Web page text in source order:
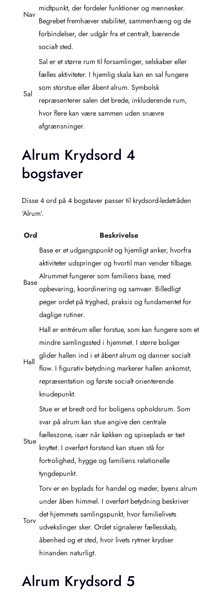
Nav
midtpunkt, der fordeler funktioner og mennesker.
Begrebet fremhæver stabilitet, sammenhæng og de
forbindelser, der udgår fra et centralt, bærende
socialt sted.
Sal
Sal er et større rum til forsamlinger, selskaber eller
fælles aktiviteter. I hjemlig skala kan en sal fungere
som storstue eller åbent alrum. Symbolsk
repræsenterer salen det brede, inkluderende rum,
hvor flere kan være sammen uden snævre
afgrænsninger.
Alrum Krydsord 4
bogstaver
Disse 4 ord på 4 bogstaver passer til krydsord-ledetråden
‘Alrum’.
Ord Beskrivelse
Base
Base er et udgangspunkt og hjemligt anker, hvorfra
aktiviteter udspringer og hvortil man vender tilbage.
Alrummet fungerer som familiens base, med
opbevaring, koordinering og samvær. Billedligt
peger ordet på tryghed, praksis og fundamentet for
daglige rutiner.
Hall
Hall er entrérum eller forstue, som kan fungere som et
mindre samlingssted i hjemmet. I større boliger
glider hallen ind i et åbent alrum og danner socialt
flow. I figurativ betydning markerer hallen ankomst,
repræsentation og første socialt orienterende
knudepunkt.
Stue
Stue er et bredt ord for boligens opholdsrum. Som
svar på alrum kan stue angive den centrale
fælleszone, især når køkken og spiseplads er tæt
knyttet. I overført forstand kan stuen stå for
fortrolighed, hygge og familiens relationelle
tyngdepunkt.
Torv
Torv er en byplads for handel og møder, byens alrum
under åben himmel. I overført betydning beskriver
det hjemmets samlingspunkt, hvor familielivets
udvekslinger sker. Ordet signalerer fællesskab,
åbenhed og et sted, hvor livets rytmer krydser
hinanden naturligt.
Alrum Krydsord 5